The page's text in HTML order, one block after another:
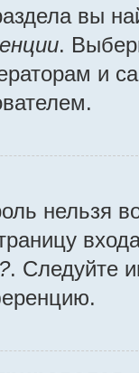
вы
.
и
нельзя
. Следуйте